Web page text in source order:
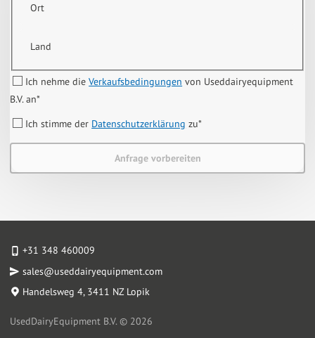
Ort
Land
Ich nehme dieVerkaufsbedingungen von Useddairyequipment
B.V. an*
Ich stimme der Datenschutzerklärung zu*
Anfrage vorbereiten
+31 348 460009
sales@useddairyequipment.com
Handelsweg 4, 3411 NZ Lopik
UsedDairyEquipment B.V. © 2026